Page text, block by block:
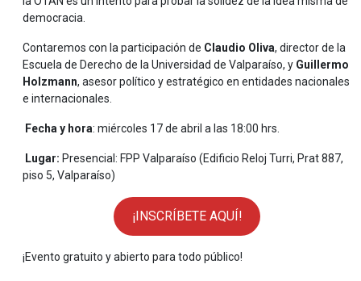
democracia.
Contaremos con la participación de Claudio Oliva, director de la
Escuela de Derecho de la Universidad de Valparaíso, y Guillermo
Holzmann, asesor político y estratégico en entidades nacionales
e internacionales.
Fecha y hora: miércoles 17 de abril a las 18:00 hrs.
Lugar: Presencial: FPP Valparaíso (Edificio Reloj Turri, Prat 887,
piso 5, Valparaíso)
¡INSCRÍBETE AQUÍ!
¡Evento gratuito y abierto para todo público!